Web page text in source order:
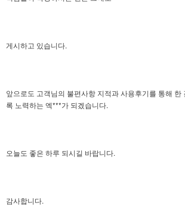
게시하고 있습니다.
앞으로도 고객님의 불편사항 지적과 사용후기를 통해 한
록 노력하는 엑***가 되겠습니다.
오늘도 좋은 하루 되시길 바랍니다.
감사합니다.